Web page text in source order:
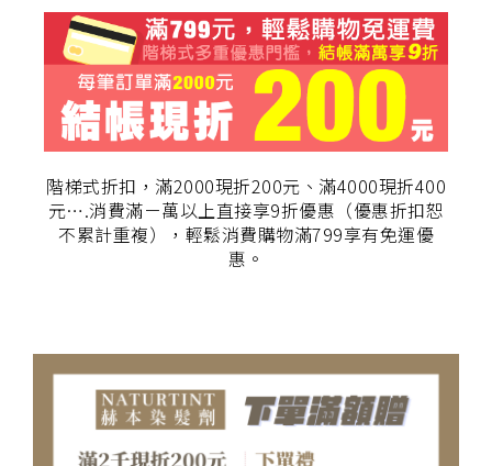
階梯式折扣，滿2000現折200元、滿4000現折400
元….消費滿ㄧ萬以上直接享9折優惠（優惠折扣恕
不累計重複），輕鬆消費購物滿799享有免運優
惠。